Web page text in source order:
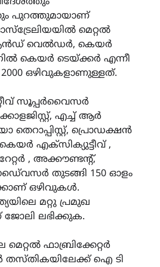
പുറത്തുമായാണ്
മെറ്റൽ
ആൻഡ് വെൽഡർ, കെയർ
കെയർ ടെയ്ക്കർ എന്നീ
ഒഴിവുകളാണുള്ളത്.
സൂപ്പർവൈസർ
എച്ച് ആർ
തെറാപ്പിസ്റ്റ്, പ്രൊഡക്ഷൻ
കെയർ എക്‌സിക്യുട്ടീവ് ,
, അക്കൗണ്ടന്റ്,
തുടങ്ങി 150 ഓളം
ഒഴിവുകൾ.
മറ്റു പ്രമുഖ
ലഭിക്കുക.
ഫാബ്രിക്കേറ്റർ
ഐ ടി